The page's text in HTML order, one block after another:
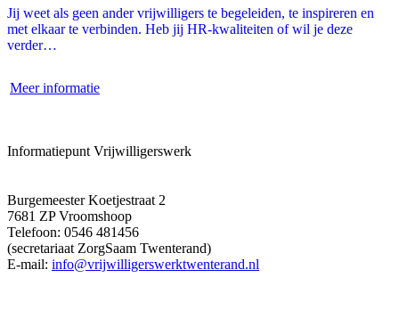
Jij weet als geen ander vrijwilligers te begeleiden, te inspireren en
met elkaar te verbinden. Heb jij HR-kwaliteiten of wil je deze
verder…
Meer informatie
Informatiepunt Vrijwilligerswerk
Burgemeester Koetjestraat 2
7681 ZP Vroomshoop
Telefoon: 0546 481456
(secretariaat ZorgSaam Twenterand)
E-mail: info@vrijwilligerswerktwenterand.nl